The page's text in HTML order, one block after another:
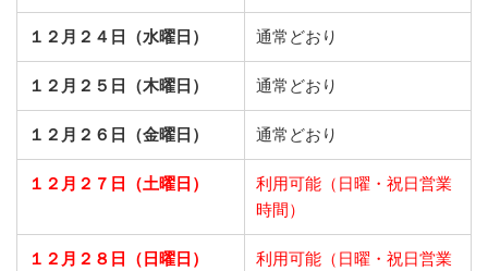
１２月２４日（水曜日） 通常どおり
１２月２５日（木曜日） 通常どおり
１２月２６日（金曜日） 通常どおり
１２月２７日（土曜日）
利用可能（日曜・祝日営業
時間）
１２月２８日（日曜日）
利用可能（日曜・祝日営業